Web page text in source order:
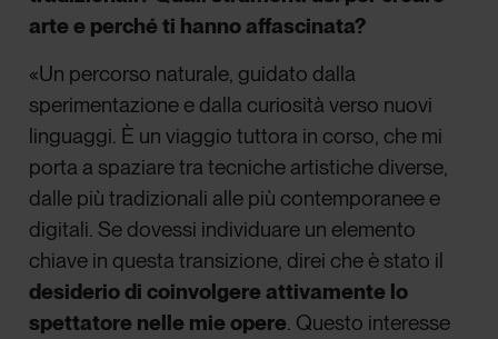
arte e perché ti hanno affascinata?
«Un percorso naturale, guidato dalla
sperimentazione e dalla curiosità verso nuovi
linguaggi. È un viaggio tuttora in corso, che mi
porta a spaziare tra tecniche artistiche diverse,
dalle più tradizionali alle più contemporanee e
digitali. Se dovessi individuare un elemento
chiave in questa transizione, direi che è stato il
desiderio di coinvolgere attivamente lo
spettatore nelle mie opere . Questo interesse